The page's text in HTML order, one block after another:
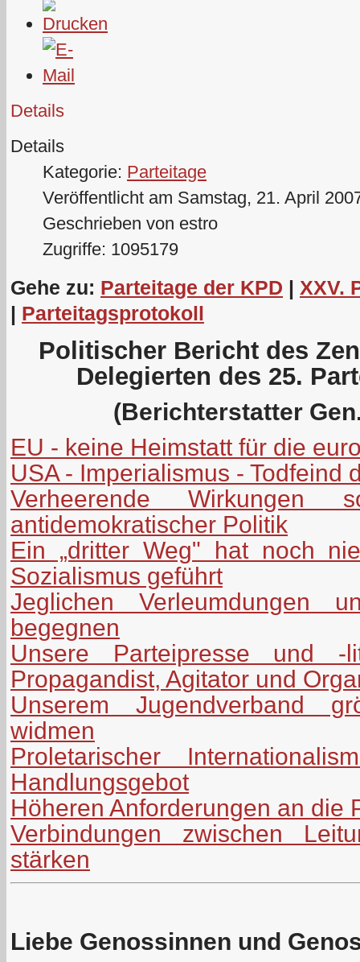
Details
Details
Kategorie: Parteitage
Veröffentlicht am Samstag, 21. April
Geschrieben von estro
Zugriffe: 1095179
Gehe zu: Parteitage der KPD | XXV.
| Parteitagsprotokoll
Politischer Bericht des
Delegierten des 25.
(Berichterstatter
EU - keine Heimstatt für die
USA - Imperialismus - Todfeind
Verheerende Wirkungen
antidemokratischer Politik
Ein „dritter Weg" hat noch
Sozialismus geführt
Jeglichen Verleumdungen
begegnen
Unsere Parteipresse und -
Propagandist, Agitator und
Unserem Jugendverband
widmen
Proletarischer
Handlungsgebot
Höheren Anforderungen an die
Verbindungen zwischen
stärken
Liebe Genossinnen und